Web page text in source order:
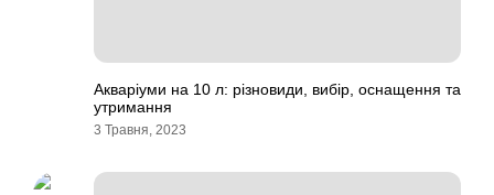
Акваріуми на 10 л: різновиди, вибір, оснащення та
утримання
3 Травня, 2023